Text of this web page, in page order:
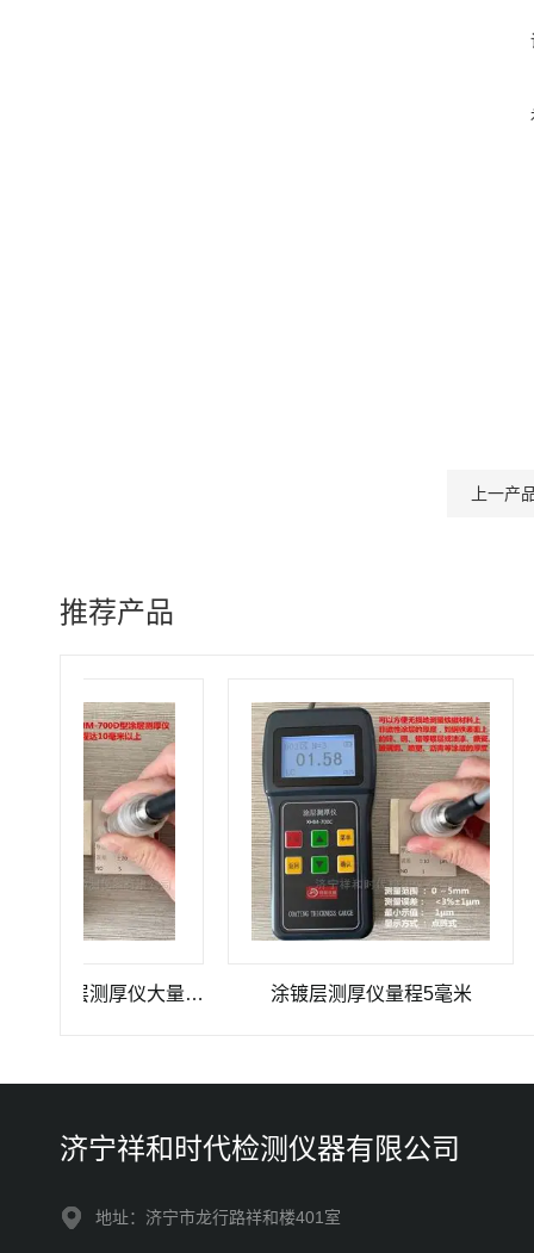
上一产
推荐产品
XHM-700D型涂镀层测厚仪大量程达11毫米 涂镀层测厚仪量程5毫米
济宁祥和时代检测仪器有限公司
地址：济宁市龙行路祥和楼401室